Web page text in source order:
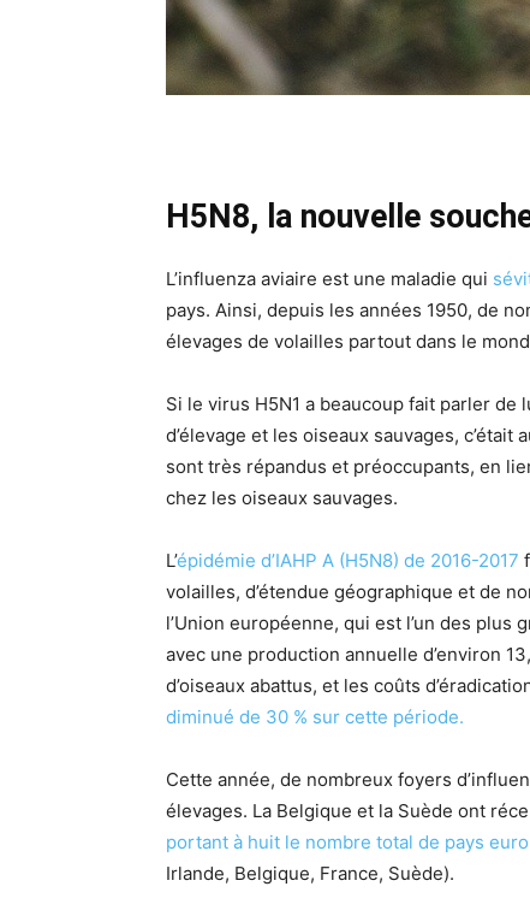
H5N8, la nouvelle
L’influenza aviaire est une maladie qui
pays. Ainsi, depuis les années 1950, de
élevages de volailles partout dans le
Si le virus H5N1 a beaucoup fait parler de
d’élevage et les oiseaux sauvages,
sont très répandus et préoccupants, en
chez les oiseaux sauvages.
L’épidémie d’IAHP A (H5N8) de 2016-2017
volailles, d’étendue géographique et de
l’Union européenne, qui est l’un des
avec une production annuelle d’environ
d’oiseaux abattus, et les coûts
diminué de 30 % sur cette période.
Cette année, de nombreux foyers
élevages. La Belgique et la Suède ont
portant à huit le nombre total de pays
Irlande, Belgique, France, Suède).